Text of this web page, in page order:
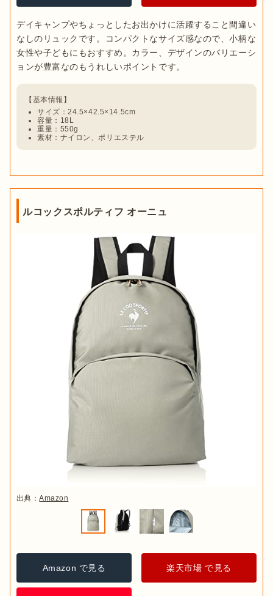
デイキャンプやちょっとしたお出かけに活躍すること間違い
なしのリュックです。コンパクトなサイズ感なので、小柄な
女性や子どもにもおすすめ。カラー、デザインのバリエーシ
ョンが豊富なのもうれしいポイントです。
サイズ：24.5×42.5×14.5cm
容量：18L
重量：550g
素材：ナイロン、ポリエステル
ルコックスポルティフ オーニュ
出典：Amazon
Amazon で見る 楽天市場 で見る